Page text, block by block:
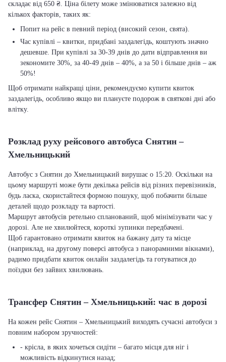
складає від 650 ₴. Ціна білету може змінюватися залежно від
кількох факторів, таких як:
Попит на рейс в певний період (високий сезон, свята).
Час купівлі – квитки, придбані заздалегідь, коштують значно
дешевше. При купівлі за 30-39 днів до дати відправлення ви
зекономите 30%, за 40-49 днів – 40%, а за 50 і більше днів – аж
50%!
Щоб отримати найкращі ціни, рекомендуємо купити квиток
заздалегідь, особливо якщо ви плануєте подорож в святкові дні або
влітку.
Розклад руху рейсового автобуса Снятин –
Хмельницький
Автобус з Снятин до Хмельницький вирушає о 15:20. Оскільки на
цьому маршруті може бути декілька рейсів від різних перевізників,
будь ласка, скористайтеся формою пошуку, щоб побачити більше
деталей щодо розкладу та вартості.
Маршрут автобусів ретельно спланований, щоб мінімізувати час у
дорозі. Але не хвилюйтеся, короткі зупинки передбачені.
Щоб гарантовано отримати квиток на бажану дату та місце
(наприклад, на другому поверсі автобуса з панорамними вікнами),
радимо придбати квиток онлайн заздалегідь та готуватися до
поїздки без зайвих хвилювань.
Трансфер Снятин – Хмельницький: час в дорозі
На кожен рейс Снятин – Хмельницький виходять сучасні автобуси з
повним набором зручностей:
- крісла, в яких хочеться сидіти – багато місця для ніг і
можливість відкинутися назад;